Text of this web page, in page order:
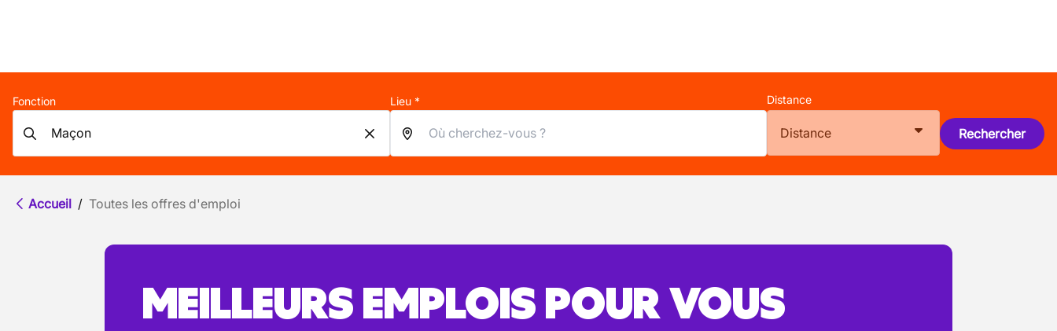
Fonction Lieu * Distance
Distance Rechercher
Accueil / Toutes les offres d'emploi
MEILLEURS EMPLOIS POUR VOUS